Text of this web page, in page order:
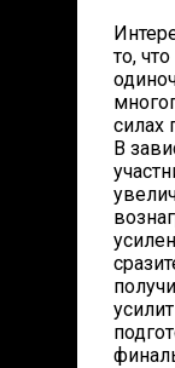
то,
силах
В